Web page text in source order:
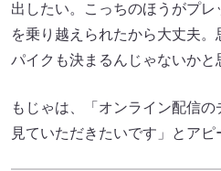
出したい。こっちのほうがプ
を乗り越えられたから大丈夫
パイクも決まるんじゃないかと
もじゃは、「オンライン配信
見ていただきたいです」とアピ